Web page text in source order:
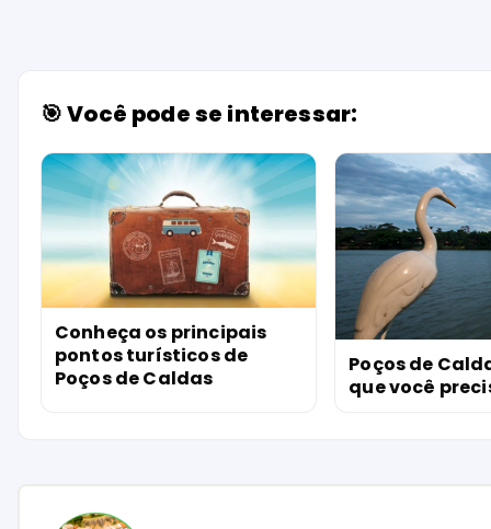
🎯 Você pode se interessar:
Conheça os principais
pontos turísticos de
Poços de Caldas
Poços de
que você